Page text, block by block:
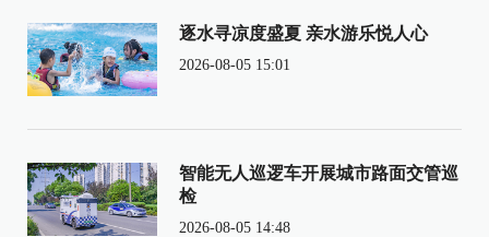
逐水寻凉度盛夏 亲水游乐悦人心
2026-08-05 15:01
智能无人巡逻车开展城市路面交管巡
检
2026-08-05 14:48